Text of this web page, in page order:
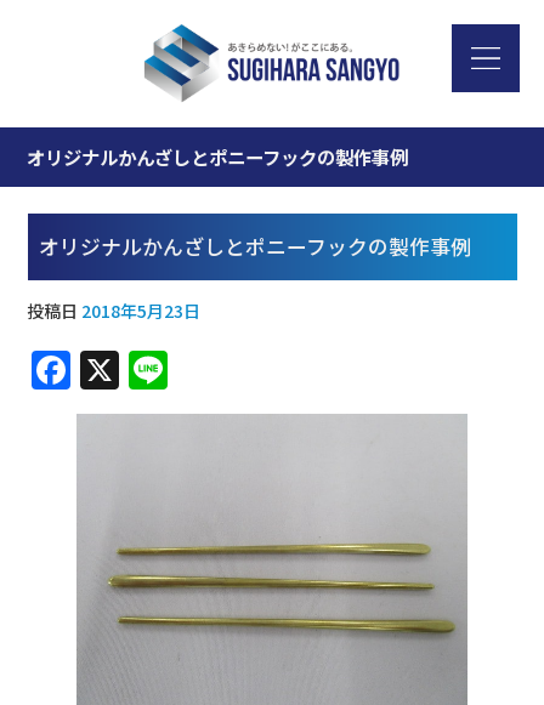
オリジナルかんざしとポニーフックの製作事例
オリジナルかんざしとポニーフックの製作事例
投稿日 2018年5月23日
F
a
X
n